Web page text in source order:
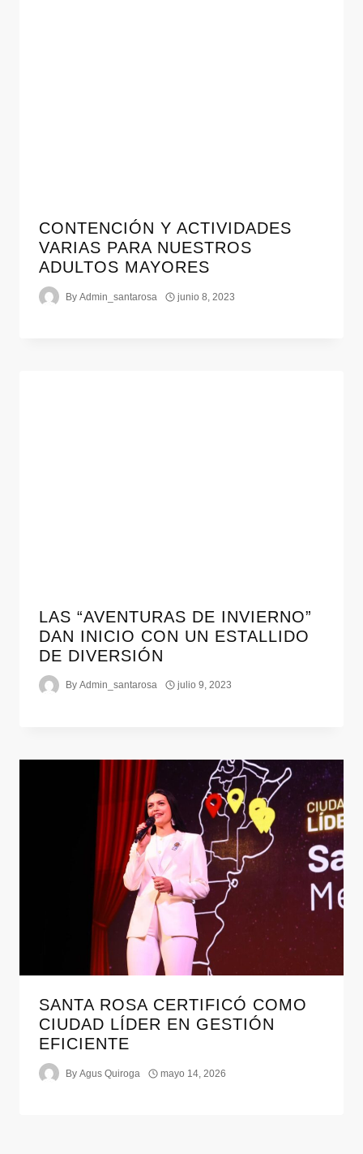
CONTENCIÓN Y ACTIVIDADES
VARIAS PARA NUESTROS
ADULTOS MAYORES
By Admin_santarosa junio 8, 2023
LAS “AVENTURAS DE INVIERNO”
DAN INICIO CON UN ESTALLIDO
DE DIVERSIÓN
By Admin_santarosa julio 9, 2023
SANTA ROSA CERTIFICÓ COMO
CIUDAD LÍDER EN GESTIÓN
EFICIENTE
By Agus Quiroga mayo 14, 2026